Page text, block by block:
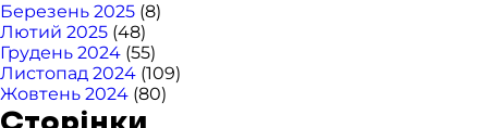
Березень 2025 (8)
Лютий 2025 (48)
Грудень 2024 (55)
Листопад 2024 (109)
Жовтень 2024 (80)
Сторінки